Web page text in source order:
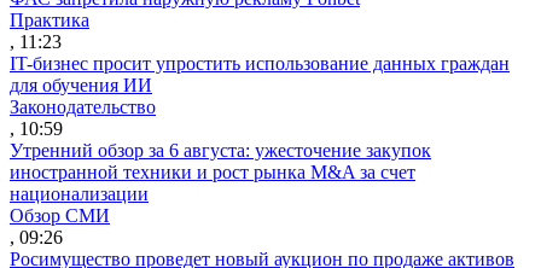
Практика
, 11:23
IT-бизнес просит упростить использование данных граждан
для обучения ИИ
Законодательство
, 10:59
Утренний обзор за 6 августа: ужесточение закупок
иностранной техники и рост рынка M&A за счет
национализации
Обзор СМИ
, 09:26
Росимущество проведет новый аукцион по продаже активов